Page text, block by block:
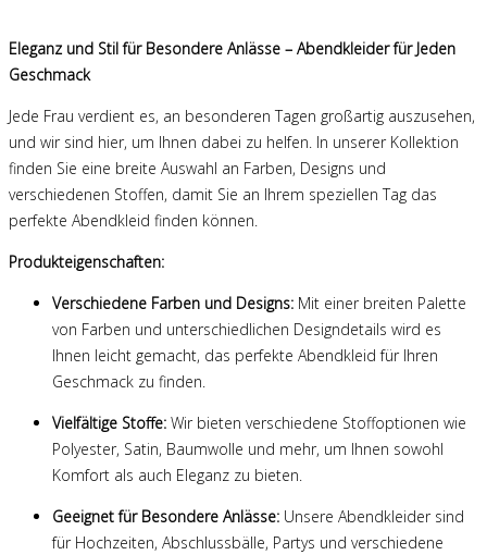
Eleganz und Stil für Besondere Anlässe – Abendkleider für Jeden
Geschmack
Jede Frau verdient es, an besonderen Tagen großartig auszusehen,
und wir sind hier, um Ihnen dabei zu helfen. In unserer Kollektion
finden Sie eine breite Auswahl an Farben, Designs und
verschiedenen Stoffen, damit Sie an Ihrem speziellen Tag das
perfekte Abendkleid finden können.
Produkteigenschaften:
Verschiedene Farben und Designs: Mit einer breiten Palette
von Farben und unterschiedlichen Designdetails wird es
Ihnen leicht gemacht, das perfekte Abendkleid für Ihren
Geschmack zu finden.
Vielfältige Stoffe: Wir bieten verschiedene Stoffoptionen wie
Polyester, Satin, Baumwolle und mehr, um Ihnen sowohl
Komfort als auch Eleganz zu bieten.
Geeignet für Besondere Anlässe: Unsere Abendkleider sind
für Hochzeiten, Abschlussbälle, Partys und verschiedene